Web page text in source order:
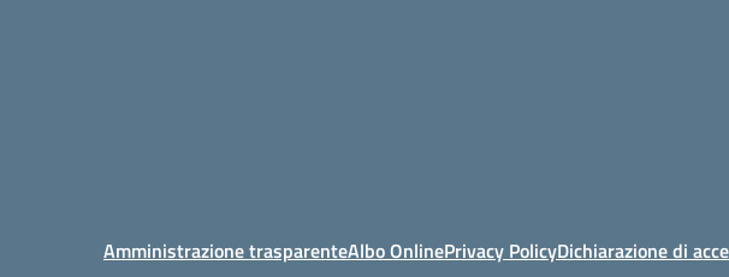
Amministrazione trasparenteAlbo OnlinePrivacy PolicyDichiarazione di